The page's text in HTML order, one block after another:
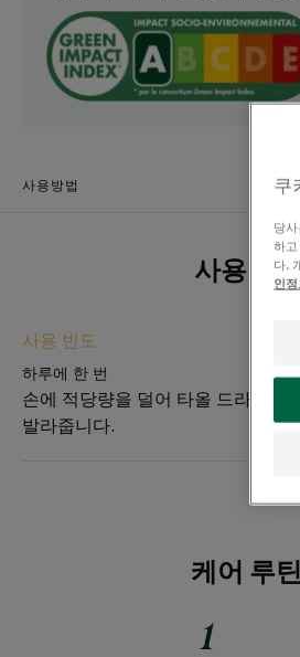
텍스처의 장점
¹클로란 비건은 동물 유래 원료(최종원료기준)
*2021 IQVIA 조사, 유럽 12개국(독일, 오스트리
리스, 이탈리아, 폴란드, 포르투갈, 슬로바키아,
성 헤어 제품 판매 수량 기준
²Eurofins, In-use tolerance test, 성인 20명 대
조사 결과 기준, 2020 (사용자 환경에 따라 개인
사용방법
사용방법
사용 빈도
하루에 한 번
손에 적당량을 덜어 타올 드라이한
발라줍니다.
케어 루틴
1
쿠
당
하
다.
인